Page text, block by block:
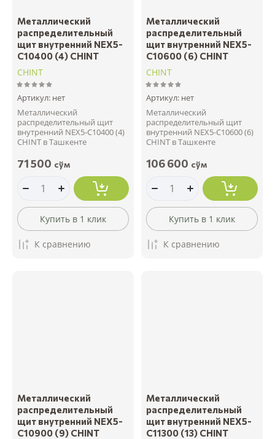
Металлический
распределительный
щит внутренний NEX5-
C10400 (4) CHINT
CHINT
Артикул: нет
Металлический
распределительный щит
внутренний NEX5-C10400 (4)
CHINT в Ташкенте
71 500 сўм
Купить в 1 клик
К сравнению
Металлический
распределительный
щит внутренний NEX5-
C10600 (6) CHINT
CHINT
Артикул: нет
Металлический
распределительный щит
внутренний NEX5-C10600 (6)
CHINT в Ташкенте
106 600 сўм
Купить в 1 клик
К сравнению
Металлический
распределительный
щит внутренний NEX5-
C10900 (9) CHINT
Металлический
распределительный
щит внутренний NEX5-
C11300 (13) CHINT